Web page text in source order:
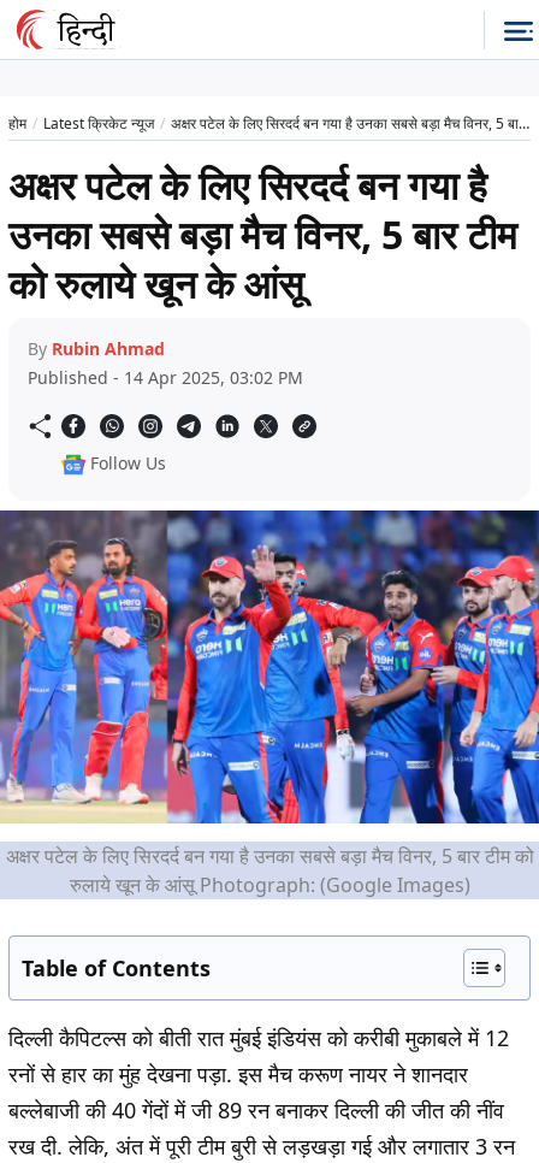
होम Latest क्रिकेट न्यूज अक्षर पटेल के लिए सिरदर्द बन गया है उनका सबसे बड़ा मैच विनर, 5 बार टीम को रुलाये खून के आंसू
अक्षर पटेल के लिए सिरदर्द बन गया है
उनका सबसे बड़ा मैच विनर, 5 बार टीम
को रुलाये खून के आंसू
By Rubin Ahmad
Published - 14 Apr 2025, 03:02 PM
Follow Us
अक्षर पटेल के लिए सिरदर्द बन गया है उनका सबसे बड़ा मैच विनर, 5 बार टीम को
रुलाये खून के आंसू Photograph: (Google Images)
Table of Contents
दिल्ली कैपिटल्स को बीती रात मुंबई इंडियंस को करीबी मुकाबले में 12
रनों से हार का मुंह देखना पड़ा. इस मैच करूण नायर ने शानदार
बल्लेबाजी की 40 गेंदों में जी 89 रन बनाकर दिल्ली की जीत की नींव
रख दी. लेकि, अंत में पूरी टीम बुरी से लड़खड़ा गई और लगातार 3 रन